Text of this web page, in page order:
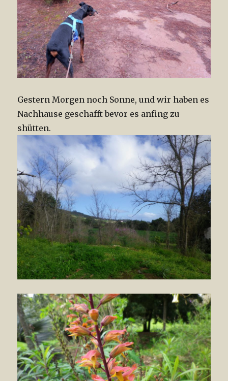
Gestern Morgen noch Sonne, und wir haben es
Nachhause geschafft bevor es anfing zu
shütten.